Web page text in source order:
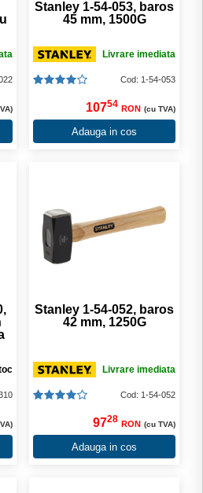
Stanley 1-54-053, baros
45 mm, 1500G
Livrare imediata
Cod: 1-54-053
10754 RON (cu TVA)
Adauga in cos
Stanley 1-54-052, baros
42 mm, 1250G
Livrare imediata
Cod: 1-54-052
9728 RON (cu TVA)
Adauga in cos